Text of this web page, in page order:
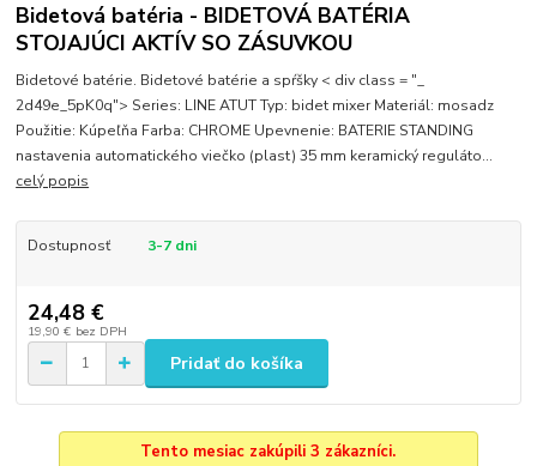
Bidetová batéria - BIDETOVÁ BATÉRIA
STOJAJÚCI AKTÍV SO ZÁSUVKOU
Bidetové batérie. Bidetové batérie a spŕšky < div class = "_
2d49e_5pK0q"> Series: LINE ATUT Typ: bidet mixer Materiál: mosadz
Použitie: Kúpeľňa Farba: CHROME Upevnenie: BATERIE STANDING
nastavenia automatického viečko (plast) 35 mm keramický reguláto...
celý popis
Dostupnosť 3-7 dni
24,48 €
19,90 € bez DPH
Pridať do košíka
Tento mesiac zakúpili 3 zákazníci.